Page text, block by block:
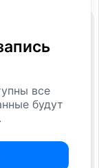
все
будут